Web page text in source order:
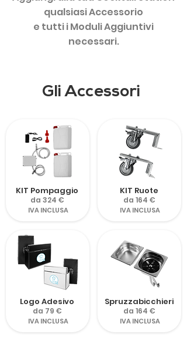
qualsiasi Accessorio
e tutti i Moduli Aggiuntivi
necessari.
Gli Accessori
KIT Pompaggio
da 324 €
IVA INCLUSA
Logo Adesivo
da 79 €
IVA INCLUSA
KIT Ruote
da 164 €
IVA INCLUSA
Spruzzabicchieri
da 164 €
IVA INCLUSA